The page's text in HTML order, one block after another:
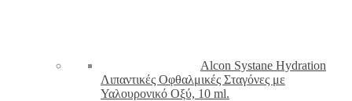
Alcon Systane Hydration
Λιπαντικές Οφθαλμικές Σταγόνες με
Υαλουρονικό Οξύ, 10 ml.